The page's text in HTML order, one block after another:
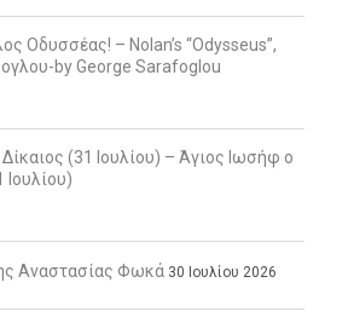
Οδυσσέας! – Nolan’s “Odysseus”,
by George Sarafoglou
(31 Ιουλίου) – Άγιος Ιωσήφ ο
Αναστασίας Φωκά 30 Ιουλίου 2026